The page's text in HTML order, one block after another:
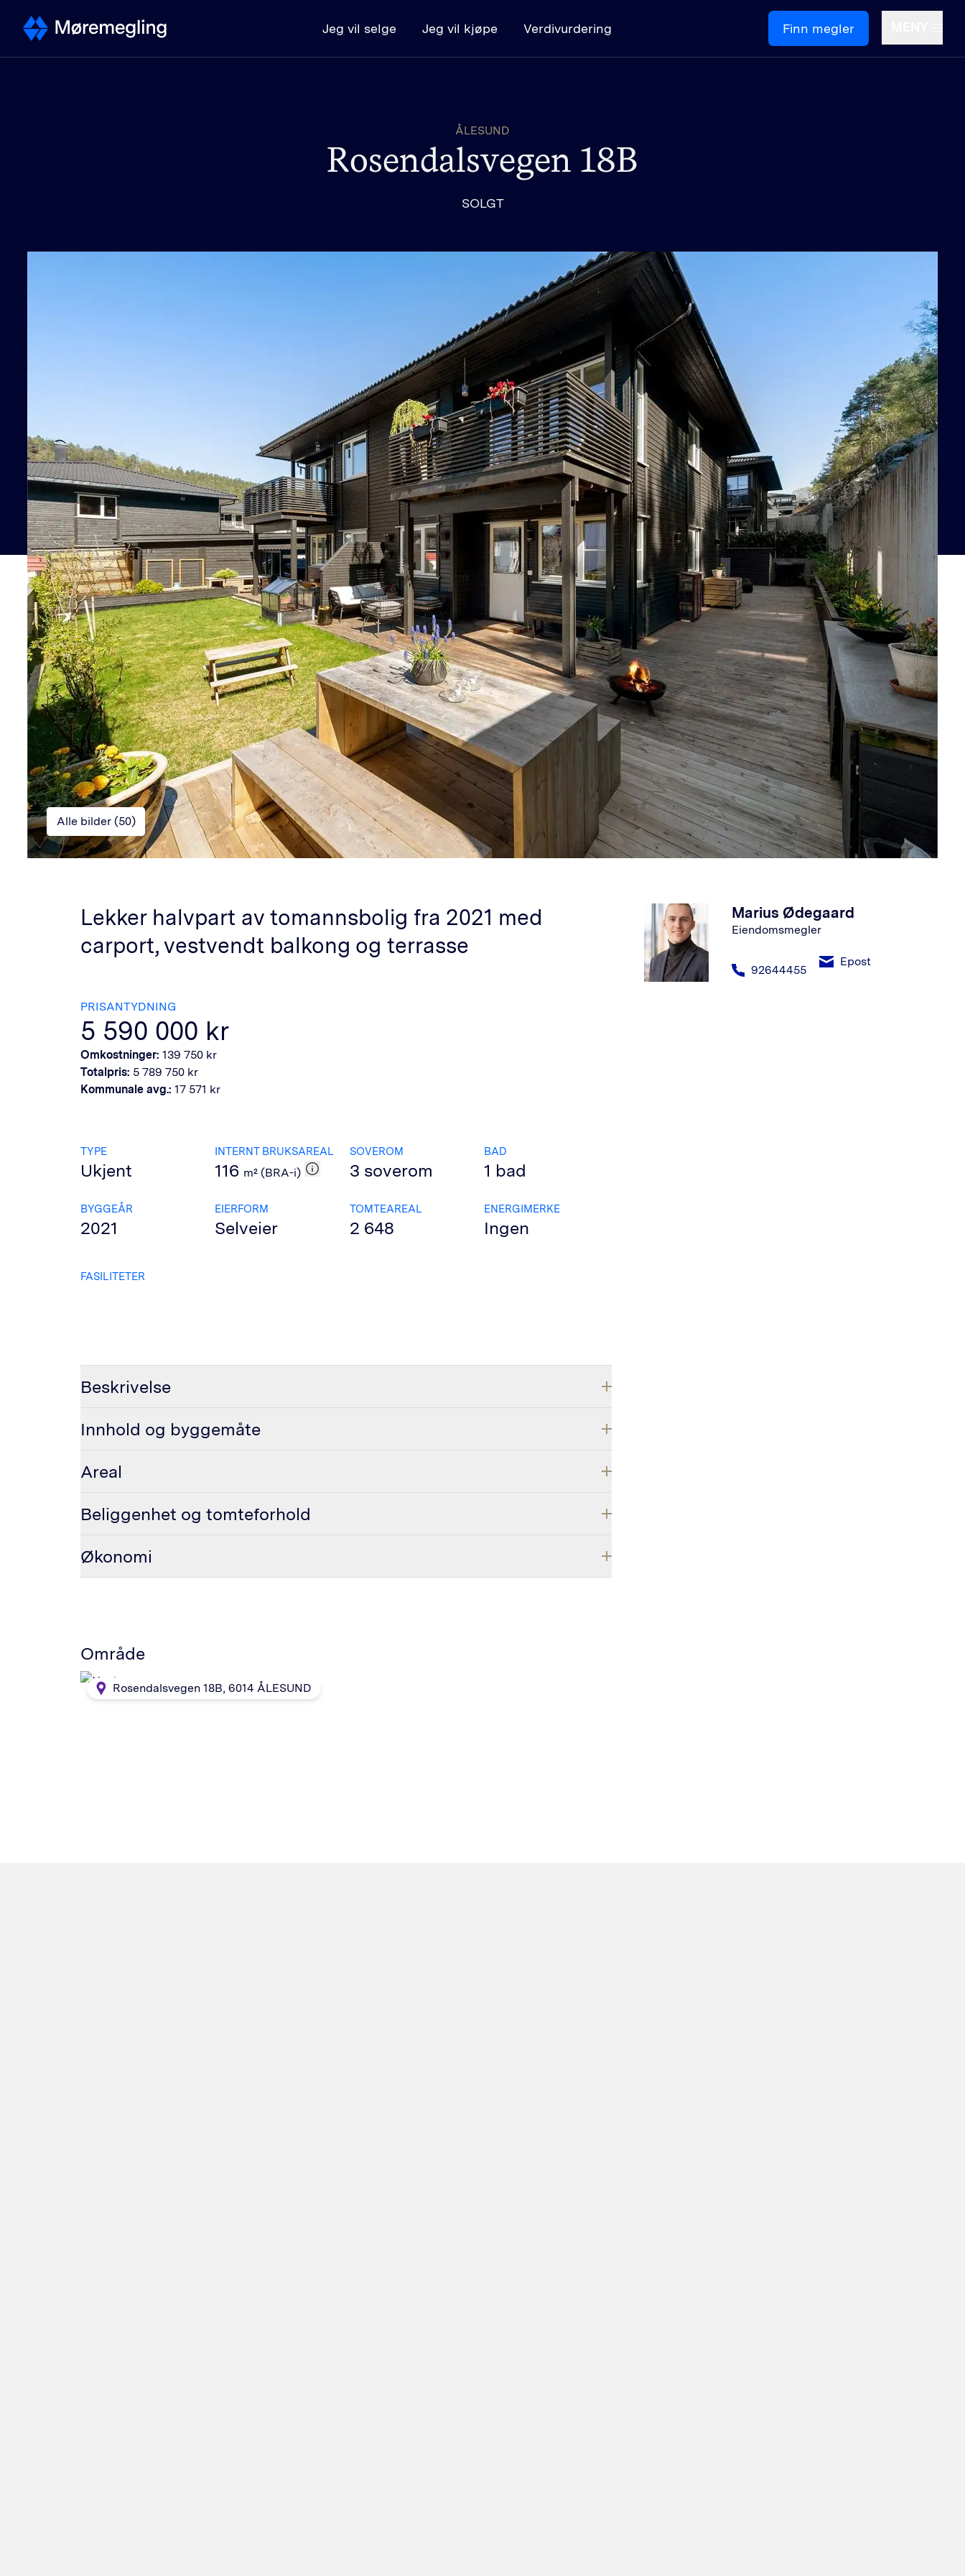
Jeg vil selge Jeg vil kjøpe Verdivurdering Finn megler
Kjøpe bolig - steg for steg
Budregler
ÅLESUND
Rosendalsvegen 18B
SOLGT
Alle bilder (50)
Lekker halvpart av tomannsbolig fra 2021 med
carport, vestvendt balkong og terrasse
PRISANTYDNING
5 590 000 kr
Omkostninger: 139 750 kr
Totalpris: 5 789 750 kr
Kommunale avg.: 17 571 kr
TYPE
Ukjent
INTERNT BRUKSAREAL
116 m² (BRA-i)
SOVEROM
3 soverom
BAD
1 bad
BYGGEÅR
2021
EIERFORM
Selveier
TOMTEAREAL
2 648
ENERGIMERKE
Ingen
FASILITETER
Beskrivelse
Innhold og byggemåte
Areal
Beliggenhet og tomteforhold
Økonomi
Område
Rosendalsvegen 18B, 6014 ÅLESUND
Marius Ødegaard
Eiendomsmegler
92644455
Epost